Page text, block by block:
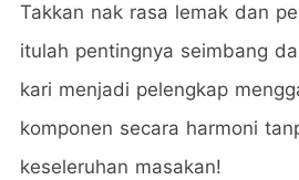
Takkan nak rasa lemak dan
itulah pentingnya seimbang
kari menjadi pelengkap
komponen secara harmoni
keseleruhan masakan!